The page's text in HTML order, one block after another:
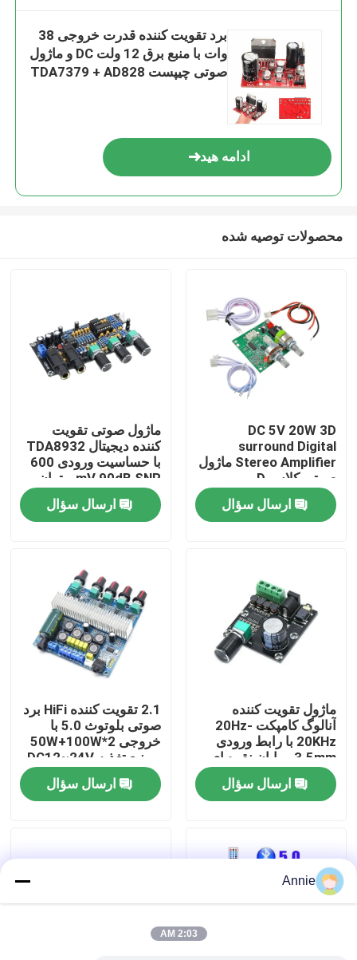
خونه
درباره ما
بازدید از کارخانه
با ما تماس بگیرید
اخبار
موارد
وبلاگ
برد تقویت کننده قدرت خروجی 38
وات با منبع برق 12 ولت DC و ماژول
صوتی چیپست TDA7379 + AD828
ادامه هید
محصولات توصیه شده
DC 5V 20W 3D
surround Digital
Stereo Amplifier ماژول
صوتی کلاس D
ارسال سؤال
ماژول صوتی تقویت
کننده دیجیتال TDA8932
با حساسیت ورودی 600
mV 90dB SNR و توان
خروجی 3W
ارسال سؤال
ماژول تقویت کننده
آنالوگ کامپکت 20Hz-
20KHz با رابط ورودی
3.5mm و پایان نقره ای
ارسال سؤال
2.1 تقویت کننده HiFi برد
صوتی بلوتوث 5.0 با
خروجی 2*50W+100W
و منبع تغذیه DC12~24V
ارسال سؤال
Annie
2:03 AM